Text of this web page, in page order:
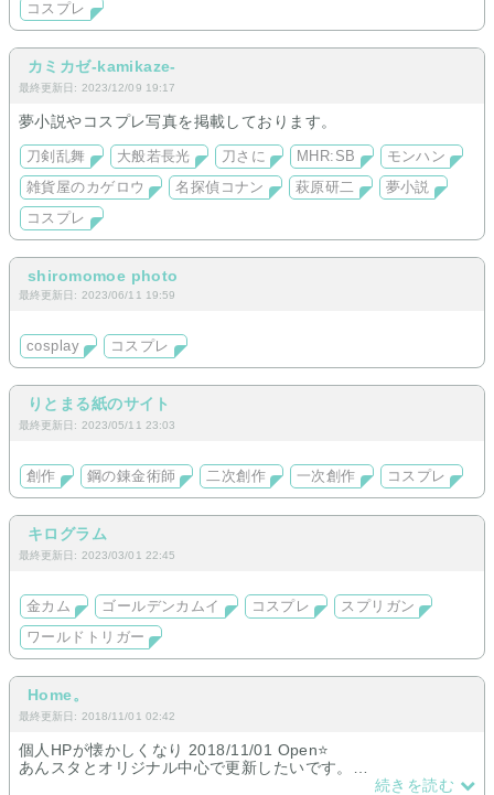
コスプレ
カミカゼ-kamikaze-
最終更新日: 2023/12/09 19:17
夢小説やコスプレ写真を掲載しております。
刀剣乱舞 大般若長光 刀さに MHR:SB
モンハン
雑貨屋のカゲロウ
名探偵コナン 萩原研二
夢小説
コスプレ
shiromomoe photo
最終更新日: 2023/06/11 19:59
cosplay コスプレ
りとまる紙のサイト
最終更新日: 2023/05/11 23:03
創作 鋼の錬金術師 二次創作 一次創作 コスプレ
キログラム
最終更新日: 2023/03/01 22:45
金カム ゴールデンカムイ コスプレ
スプリガン
ワールドトリガー
Home。
最終更新日: 2018/11/01 02:42
個人HPが懐かしくなり 2018/11/01 Open⭐
あんスタとオリジナル中心で更新したいです。
ページを分けて過去作品を載せたので、ややこしくは無いけど
続きを読む